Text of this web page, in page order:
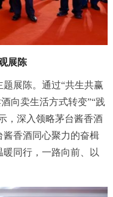
展陈
展陈。通过“共生共赢
向卖生活方式转变”“践
，深入领略茅台酱香酒
香酒同心聚力的奋楫
同行，一路向前、以